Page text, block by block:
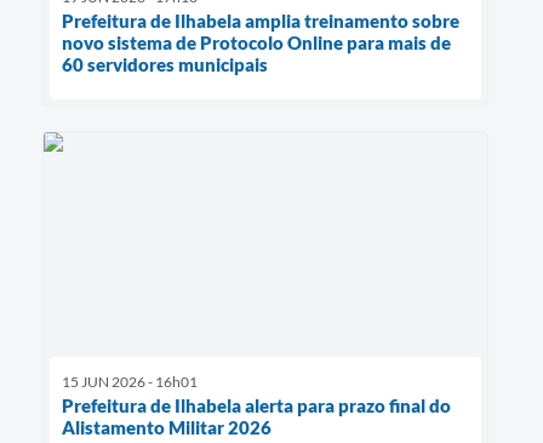
Prefeitura de Ilhabela amplia treinamento sobre
novo sistema de Protocolo Online para mais de
60 servidores municipais
15 JUN 2026 - 16h01
Prefeitura de Ilhabela alerta para prazo final do
Alistamento Militar 2026